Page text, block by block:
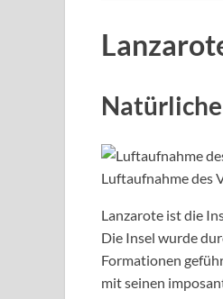
Luftaufnahme des
Lanzarote ist die
Die Insel wurde
Formationen
mit seinen